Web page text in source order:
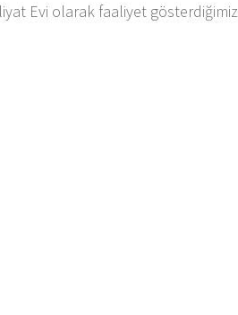
Evi olarak faaliyet gösterdiğimiz